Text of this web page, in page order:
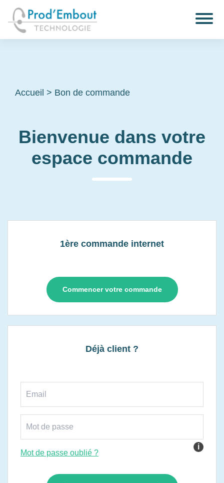
Accueil > Bon de commande
Bienvenue dans votre
espace commande
1ère commande internet
Commencer votre commande
Déjà client ?
i
Mot de passe oublié ?